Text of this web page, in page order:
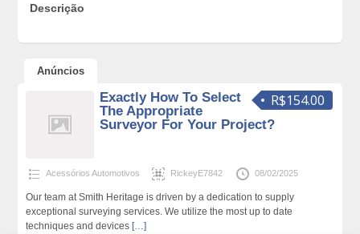
Descrição
Anúncios
R$154.00
Exactly How To Select
The Appropriate
Surveyor For Your Project?
Acessórios Automotivos RickeyE7842 08/02/2025
Our team at Smith Heritage is driven by a dedication to supply
exceptional surveying services. We utilize the most up to date
techniques and devices […]